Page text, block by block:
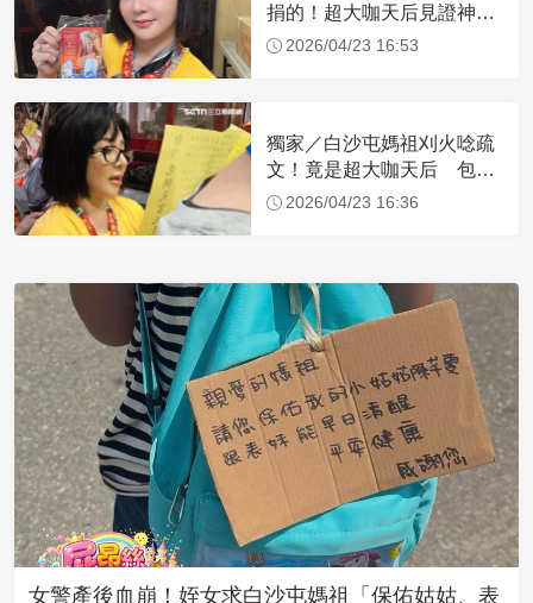
捐的！超大咖天后見證神
蹟 一靠近媽祖就爆哭
2026/04/23 16:53
獨家／白沙屯媽祖刈火唸疏
文！竟是超大咖天后 包尿
布忍尿5小時不喊累
2026/04/23 16:36
女警產後血崩！姪女求白沙屯媽祖「保佑姑姑、表